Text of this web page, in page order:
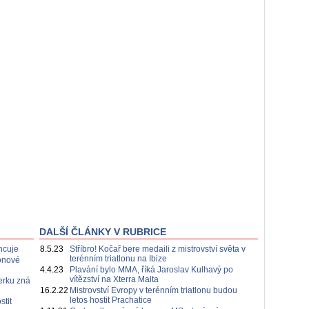
zná
DALŠÍ ČLÁNKY V RUBRICE
8.5.23
Stříbro! Kočař bere medaili z mistrovství světa v
terénním triatlonu na Ibize
4.4.23
Plavání bylo MMA, říká Jaroslav Kulhavý po
vítězství na Xterra Malta
16.2.22 Mistrovství Evropy v terénním triatlonu budou
letos hostit Prachatice